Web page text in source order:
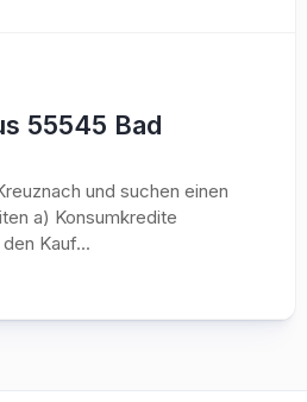
55545 Bad
und suchen einen
a) Konsumkredite
Kauf...